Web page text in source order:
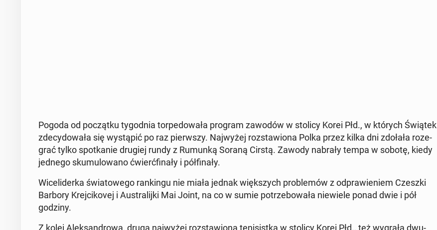
Pogoda od po­cząt­ku ty­go­dnia tor­pe­do­wa­ła program zawodów w stolicy Korei Płd., w których Świątek
zde­cy­do­wa­ła się wy­stą­pić po raz pierw­szy. Naj­wy­żej roz­sta­wio­na Polka przez kilka dni zdołała ro­ze­
grać tylko spo­tka­nie drugiej rundy z Rumunką Soraną Cirstą. Zawody nabrały tempa w sobotę, kiedy
jednego sku­mu­lo­wa­no ćwierć­fi­na­ły i pół­fi­na­ły.
Wi­ce­li­der­ka świa­to­we­go ran­kin­gu nie miała jednak więk­szych pro­ble­mów z od­pra­wie­niem Czeszki
Barbory Krej­ci­ko­vej i Au­stra­lij­ki Mai Joint, na co w sumie po­trze­bo­wa­ła nie­wie­le ponad dwie i pół
godziny.
Z kolei Alek­san­dro­wa, druga naj­wy­żej roz­sta­wio­na te­ni­sist­ka w stolicy Korei Płd., też wygrała dwu­